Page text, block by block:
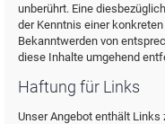
unberührt. Eine
der Kenntnis einer
Bekanntwerden von
diese Inhalte umgehend
Haftung für Links
Unser Angebot enthält